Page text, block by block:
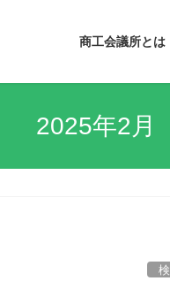
商工会議所とは
2025年2月